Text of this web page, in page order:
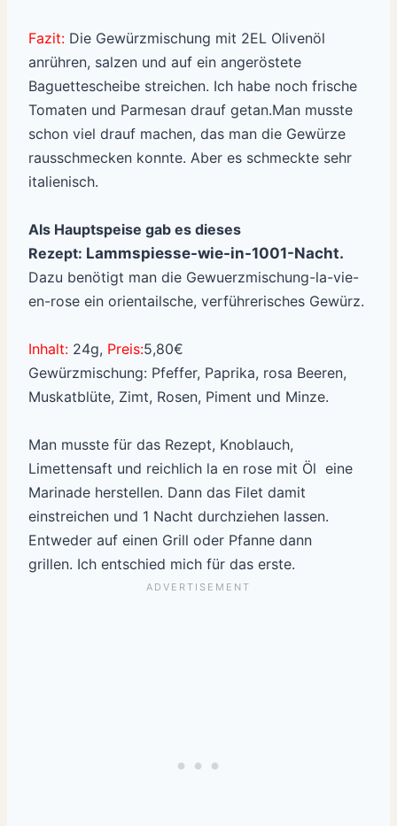
Fazit: Die Gewürzmischung mit 2EL Olivenöl
anrühren, salzen und auf ein angeröstete
Baguettescheibe streichen. Ich habe noch frische
Tomaten und Parmesan drauf getan.Man musste
schon viel drauf machen, das man die Gewürze
rausschmecken konnte. Aber es schmeckte sehr
italienisch.
Als Hauptspeise gab es dieses
Rezept: Lammspiesse-wie-in-1001-Nacht.
Dazu benötigt man die Gewuerzmischung-la-vie-
en-rose ein orientailsche, verführerisches Gewürz.
Inhalt: 24g, Preis:5,80€
Gewürzmischung: Pfeffer, Paprika, rosa Beeren,
Muskatblüte, Zimt, Rosen, Piment und Minze.
Man musste für das Rezept, Knoblauch,
Limettensaft und reichlich la en rose mit Öl eine
Marinade herstellen. Dann das Filet damit
einstreichen und 1 Nacht durchziehen lassen.
Entweder auf einen Grill oder Pfanne dann
grillen. Ich entschied mich für das erste.